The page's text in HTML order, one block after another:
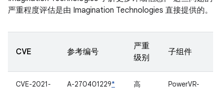
严重程度评估是由 Imagination Technologies 直接提供的。
CVE 参考编号
严重
级别
子组件
CVE-2021-
A-270401229* 高
PowerVR-